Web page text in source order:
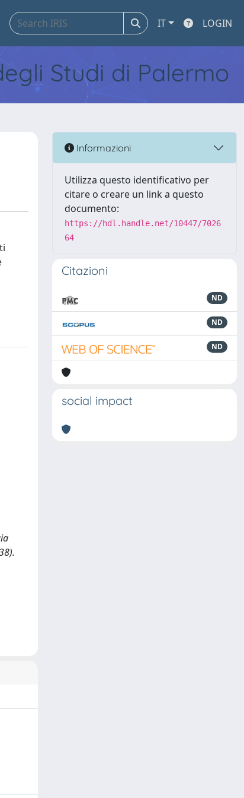
IT LOGIN
Studi di Palermo
Informazioni
Utilizza questo identificativo per
citare o creare un link a questo
documento:
https://hdl.handle.net/10447/7026
64
Citazioni
ND
ND
ND
social impact